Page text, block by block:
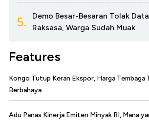
5.
Demo Besar-Besaran Tolak
Raksasa, Warga Sudah Muak
Features
Kongo Tutup Keran Ekspor, Harga Tembaga
Berbahaya
Adu Panas Kinerja Emiten Minyak RI, Mana